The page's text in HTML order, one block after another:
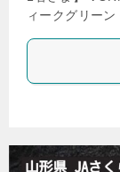
ィークグリー